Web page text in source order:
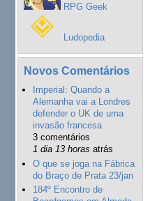
RPG Geek
Ludopedia
Novos Comentários
Imperial: Quando a
Alemanha vai a Londres
defender o UK de uma
invasão francesa
3 comentários
1 dia 13 horas atrás
O que se joga na Fábrica
do Braço de Prata 23/jan
184º Encontro de